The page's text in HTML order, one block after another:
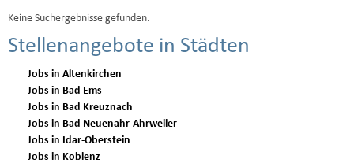
Keine Suchergebnisse gefunden.
Stellenangebote in Städten
Jobs in Altenkirchen
Jobs in Bad Ems
Jobs in Bad Kreuznach
Jobs in Bad Neuenahr-Ahrweiler
Jobs in Idar-Oberstein
Jobs in Koblenz